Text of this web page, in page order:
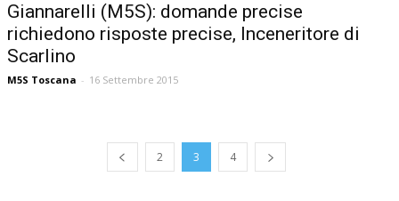
Giannarelli (M5S): domande precise
richiedono risposte precise, Inceneritore di
Scarlino
M5S Toscana - 16 Settembre 2015
2 3 4